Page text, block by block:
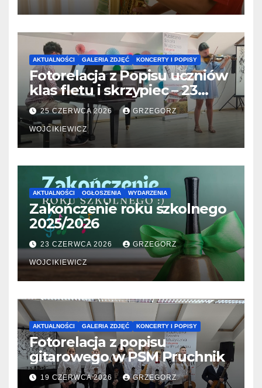
AKTUALNOŚCI GALERIA ZDJĘĆ KONCERTY I POPISY
Fotorelacja z Popisu uczniów
klas fletu i skrzypiec – 23
06.2026
25 CZERWCA 2026 GRZEGORZ
WOJCIKIEWICZ
AKTUALNOŚCI OGŁOSZENIA WYDARZENIA
Zakończenie roku szkolnego
2025/2026
23 CZERWCA 2026 GRZEGORZ
WOJCIKIEWICZ
AKTUALNOŚCI GALERIA ZDJĘĆ KONCERTY I POPISY
Fotorelacja z popisu
gitarowego w PSM Pruchnik
19 CZERWCA 2026 GRZEGORZ